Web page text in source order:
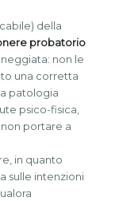
della
probatorio
non le
una corretta
patologia
psico-fisica,
portare a
in quanto
sulle intenzioni